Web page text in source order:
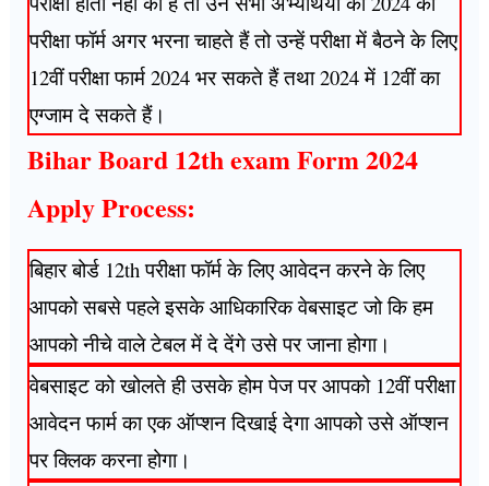
परीक्षा फॉर्म अगर भरना चाहते हैं तो उन्हें परीक्षा में बैठने के लिए
12वीं परीक्षा फार्म 2024 भर सकते हैं तथा 2024 में 12वीं का
एग्जाम दे सकते हैं।
Bihar Board 12th exam Form 2024
Apply Process:
बिहार बोर्ड 12th परीक्षा फॉर्म के लिए आवेदन करने के लिए
आपको सबसे पहले इसके आधिकारिक वेबसाइट जो कि हम
आपको नीचे वाले टेबल में दे देंगे उसे पर जाना होगा।
वेबसाइट को खोलते ही उसके होम पेज पर आपको 12वीं परीक्षा
आवेदन फार्म का एक ऑप्शन दिखाई देगा आपको उसे ऑप्शन
पर क्लिक करना होगा।